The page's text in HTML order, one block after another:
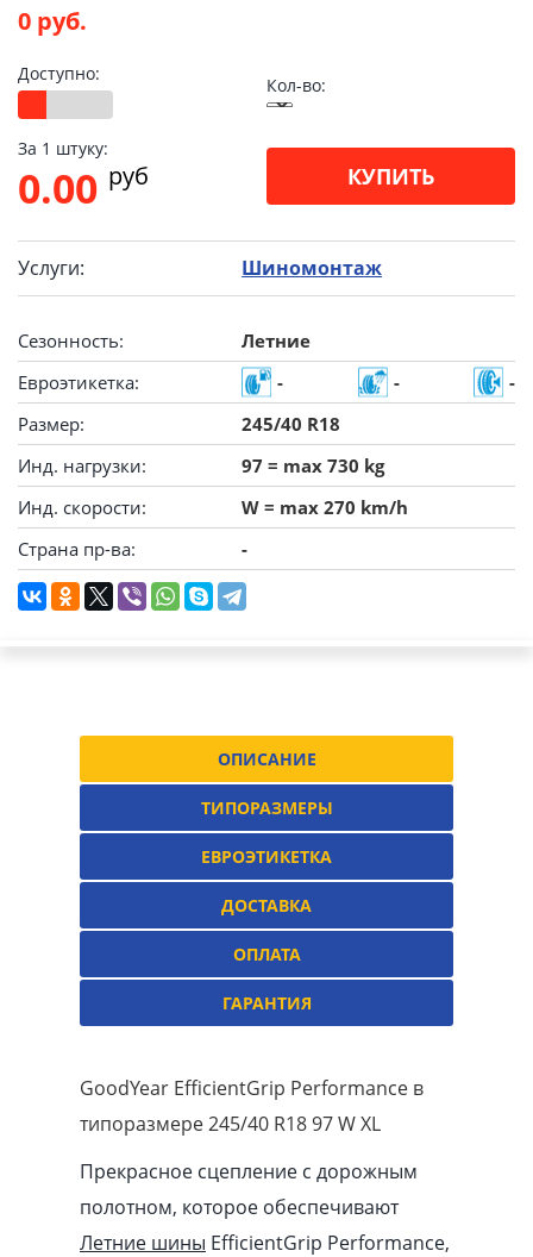
0 руб.
Доступно:
Кол-во:
За 1 штуку:
0.00 pуб КУПИТЬ
Услуги: Шиномонтаж
Сезонность:
Летние
Евроэтикетка:
- -
-
Размер:
245/40 R18
Инд. нагрузки:
97 = max 730 kg
Инд. скорости:
W = max 270 km/h
Страна пр-ва:
-
ОПИСАНИЕ
ТИПОРАЗМЕРЫ
ЕВРОЭТИКЕТКА
ДОСТАВКА
ОПЛАТА
ГАРАНТИЯ
GoodYear EfficientGrip Performance в
типоразмере 245/40 R18 97 W XL
Прекрасное сцепление с дорожным
полотном, которое обеспечивают
Летние шины EfficientGrip Performance,